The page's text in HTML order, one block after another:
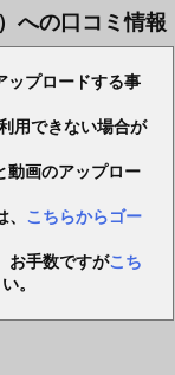
への口コミ情報
ップロードする事
用できない場合が
動画のアップロー
こちらからゴー
お手数ですがこち
。